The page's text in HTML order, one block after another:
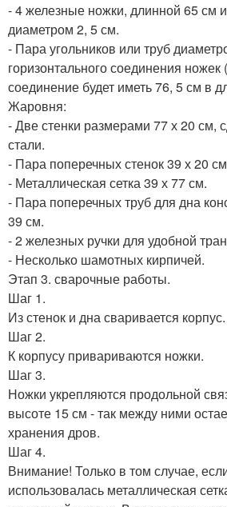
- 4 железные ножки, длинной 65 см
диаметром 2, 5 см.
- Пара угольников или труб
горизонтального соединения ножек
соединение будет иметь 76, 5 см в
Жаровня:
- Две стенки размерами 77 х 20 см,
стали.
- Пара поперечных стенок 39 х 20
- Металлическая сетка 39 х 77 см.
- Пара поперечных труб для дна
39 см.
- 2 железных ручки для удобной
- Несколько шамотных кирпичей.
Этап 3. сварочные работы.
Шаг 1.
Из стенок и дна сваривается корпус.
Шаг 2.
К корпусу привариваются ножки.
Шаг 3.
Ножки укрепляются продольной
высоте 15 см - так между ними
хранения дров.
Шаг 4.
Внимание! Только в том случае,
использовалась металлическая